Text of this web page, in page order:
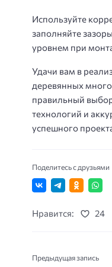
Используйте
заполняйте
уровнем при
Удачи вам в
деревянных
правильный
технологий и
успешного
Поделитесь с друзьями
Нравится: 24
Предыдущая запись